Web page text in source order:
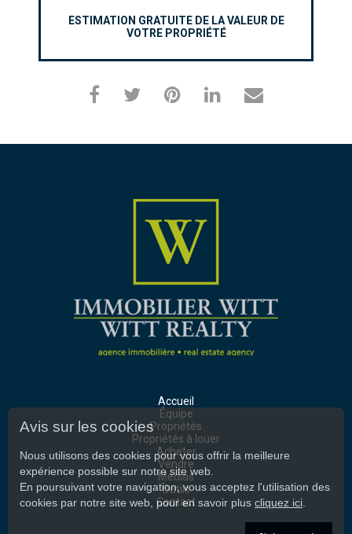
ESTIMATION GRATUITE DE LA VALEUR DE
VOTRE PROPRIÉTÉ
Accueil
Équipe
Propriétés
Propriétés à louer
Acheter
Vendre
Médias
Outils
Contact
Avis sur les cookies
Nous utilisons des cookies pour vous offrir la meilleure
expérience possible sur notre site web.
En poursuivant votre navigation, vous acceptez l'utilisation des
cookies par notre site web, pour en savoir plus cliquez ici